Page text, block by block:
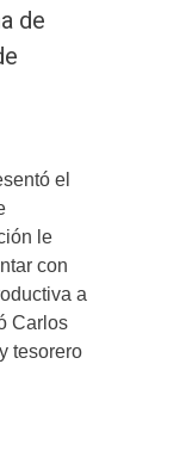
de
el
le
con
a
Carlos
tesorero